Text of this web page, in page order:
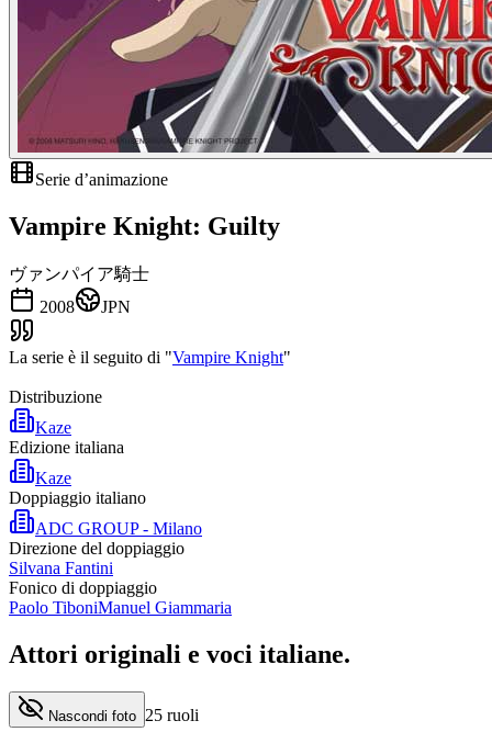
Serie d’animazione
Vampire Knight: Guilty
ヴァンパイア騎士
2008
JPN
La serie è il seguito di "Vampire Knight"
Distribuzione
Kaze
Edizione italiana
Kaze
Doppiaggio italiano
ADC GROUP - Milano
Direzione del doppiaggio
Silvana Fantini
Fonico di doppiaggio
Paolo TiboniManuel Giammaria
Attori originali e voci italiane.
Nascondi foto 25 ruoli